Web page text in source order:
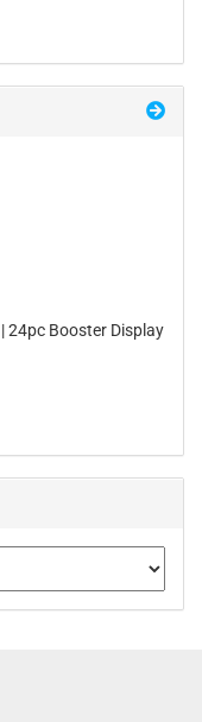
24pc Boos­ter Dis­play